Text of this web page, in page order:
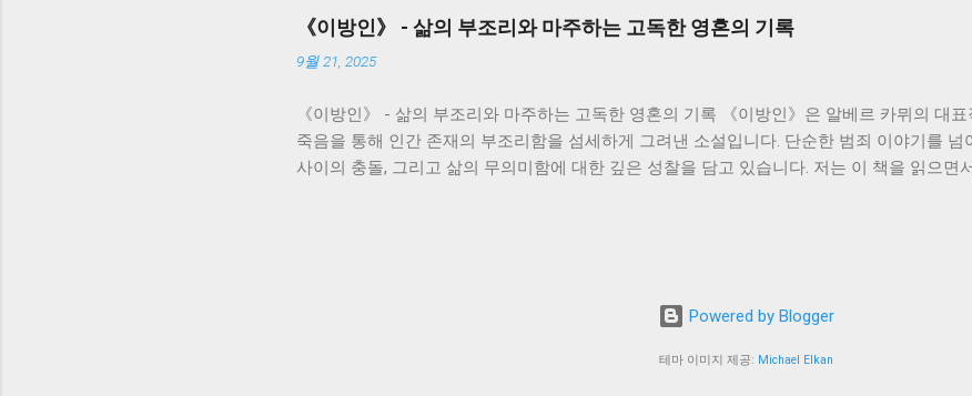
며, 변화하는 시대에 적응하지 못하는 모습을 보여줍니다. 지미는 아버지의 낡은 가치관과 엄
버지에 대한 애증과 미련을 버리지 못합니다. 이러한 부자간의 끊임없는 갈등은, 전쟁 세대와
고 낡은 질서와 새로운 시대의 충돌을 상징적으로 보여줍니다. 저는 지미의 혼란스러운 감정
중재를 시도하지만, 그녀의 노력은 결국 무력하게 끝나고 맙니다. 어머니의 존재는 가족 내
며, 가족이라는 울타리 안에서조차 개인의 고독과 상처는 쉽게 치유되지 않는다는 것을 보
인 모습에서, 가족의 의미와 책임에 대해 다시 한번 생각해 보았습니다. 가족이라는 공동체
《이방인》 - 삶의 부조리와 마주하는 고독한 영혼의 기록
9월 21, 2025
《이방인》 - 삶의 부조리와 마주하는 고독한 영혼의 기록 《이방인》은 알베르 카뮈의 대
죽음을 통해 인간 존재의 부조리함을 섬세하게 그려낸 소설입니다. 단순한 범죄 이야기를 넘
사이의 충돌, 그리고 삶의 무의미함에 대한 깊은 성찰을 담고 있습니다. 저는 이 책을 읽으면
으로 시작합니다. 하지만 뫼르소는 어머니의 죽음에 대한 슬픔이나 애도를 표현하지 않습니
대로 슬픔을 표현해야 할까요? 진정한 슬픔이란 무엇일까요? 뫼르소의 행동은 이러한 질문
에 독자들에게 끊임없는 질문을 던지는 계기가 됩니다. 뫼르소는 어머니의 장례식 후, 마리와
일련의 사건들을 경험합니다. 그는 그 사건들에 대해 특별한 감정이나 반성을 보이지 않습니
Powered by Blogger
테마 이미지 제공: Michael Elkan